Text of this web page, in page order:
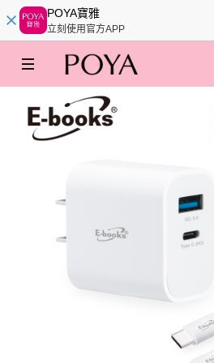
POYA寶雅
立刻使用官方APP